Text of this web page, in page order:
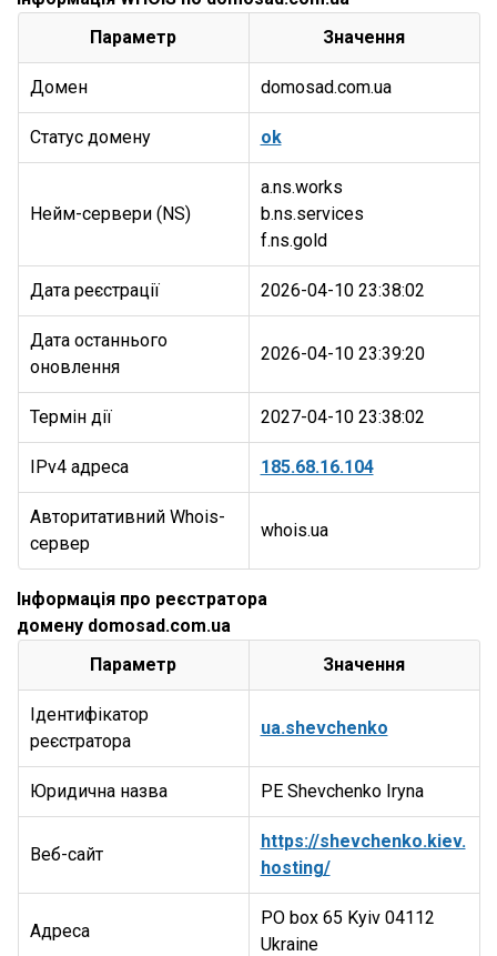
Параметр
Значення
Домен domosad.com.ua
Статус домену ok
Нейм-сервери (NS)
a.ns.works
b.ns.services
Дата реєстрації 2026-04-10 23:38:02
Дата останнього
оновлення
2026-04-10 23:39:20
Термін дії 2027-04-10 23:38:02
IPv4 адреса 185.68.16.104
Авторитативний Whois-
сервер
whois.ua
Інформація про реєстратора
домену domosad.com.ua
Параметр
Значення
Ідентифікатор
реєстратора
ua.shevchenko
Юридична назва PE Shevchenko Iryna
Веб-сайт
https://shevchenko.kiev.
hosting/
Адреса
PO box 65 Kyiv 04112
Ukraine